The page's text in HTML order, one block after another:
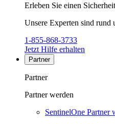
Erleben Sie einen
Unsere Experten sind rund
1-855-868-3733
Jetzt Hilfe erhalten
Partner
Partner
Partner werden
SentinelOne Partner